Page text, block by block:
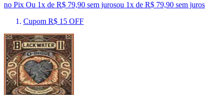
no Pix Ou 1x de R$ 79,90 sem jurosou 1x de R$ 79,90 sem juros
Cupom R$ 15 OFF